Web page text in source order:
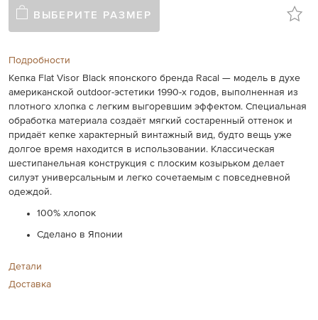
ВЫБЕРИТЕ РАЗМЕР
Подробности
Кепка Flat Visor Black японского бренда Racal — модель в духе
американской outdoor-эстетики 1990-х годов, выполненная из
плотного хлопка с легким выгоревшим эффектом. Специальная
обработка материала создаёт мягкий состаренный оттенок и
придаёт кепке характерный винтажный вид, будто вещь уже
долгое время находится в использовании. Классическая
шестипанельная конструкция с плоским козырьком делает
силуэт универсальным и легко сочетаемым с повседневной
одеждой.
100% хлопок
Сделано в Японии
Детали
Доставка